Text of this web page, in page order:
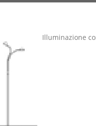
Illuminazione